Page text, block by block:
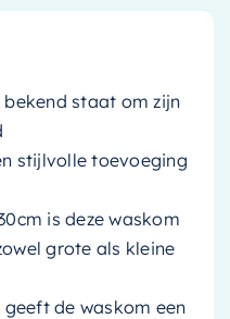
staat om zijn
stijlvolle toevoeging
is deze waskom
grote als kleine
de waskom een